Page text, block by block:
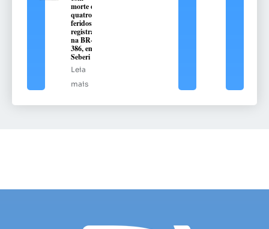
morte e
quatro
feridos é
registrado
na BR-
386, em
Seberi
Leia
mais